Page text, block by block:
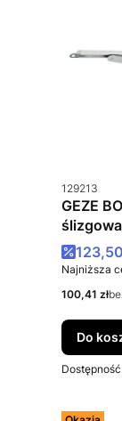
Kod produktu
129213
GEZE
Cena
Najniższa
Cena netto
100,41 zł
Do